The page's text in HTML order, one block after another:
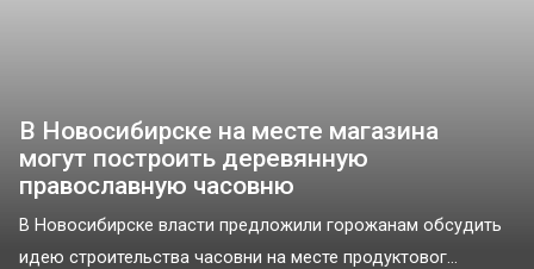
В Новосибирске на месте магазина
могут построить деревянную
православную часовню
В Новосибирске власти предложили горожанам обсудить
идею строительства часовни на месте продуктовог...